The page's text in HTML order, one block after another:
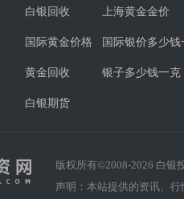
白银回收 上海黄金金价
国际黄金价格 国际银价多少钱
黄金回收 银子多少钱一克
白银期货
版权所有©2008-2026 白银
声明：本站提供的资讯、